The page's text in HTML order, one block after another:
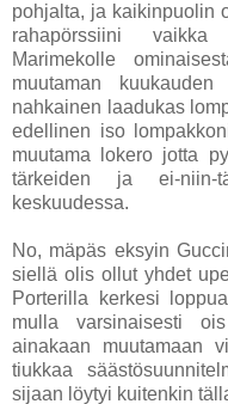
pohjalta, ja kaikinpuolin
rahapörssiini
Marimekolle
muutaman
nahkainen laadukas
edellinen iso
muutama lokero jotta
tärkeiden ja ei-niin-
keskuudessa.
No, mäpäs eksyin
siellä olis ollut yhdet
Porterilla kerkesi
mulla varsinaisesti
ainakaan muutamaan
tiukkaa
sijaan löytyi kuitenkin